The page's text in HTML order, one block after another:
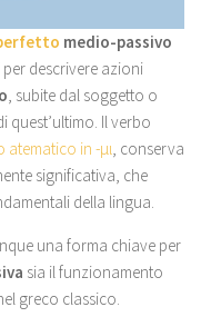
medio-passivo
descrivere azioni
, subite dal soggetto o
Il verbo
atematico in -μι , conserva
significativa, che
della lingua.
una forma chiave per
sia il funzionamento
greco classico.